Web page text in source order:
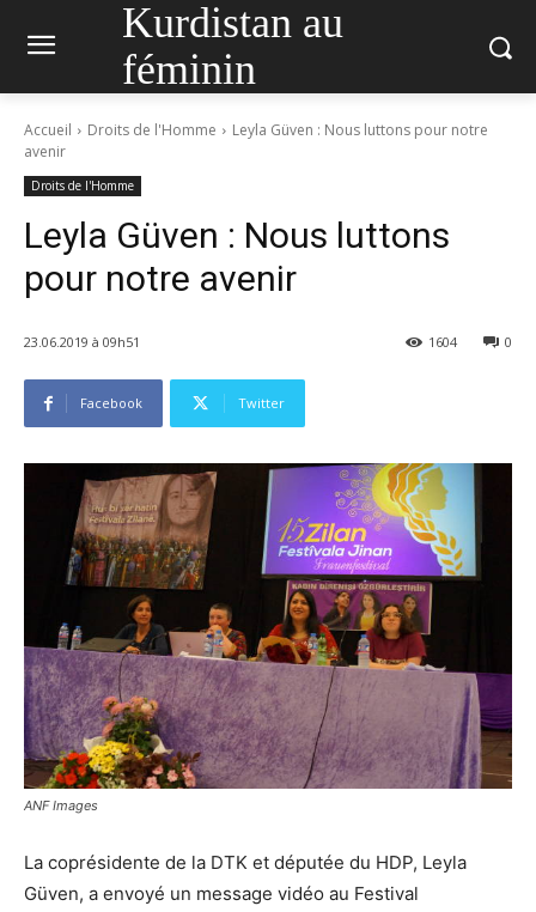
Kurdistan au
féminin
Accueil Droits de l'Homme
Leyla Güven : Nous luttons pour notre
avenir
Droits de l'Homme
Leyla Güven : Nous luttons
pour notre avenir
23.06.2019 à 09h51 0
1604
Facebook Twitter
ANF Images
La coprésidente de la DTK et députée du HDP, Leyla
Güven, a envoyé un message vidéo au Festival